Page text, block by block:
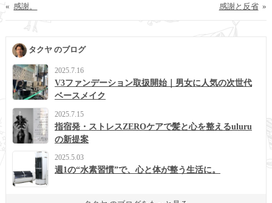
« 感謝。 »
感謝と反省
タクヤ のブログ
2025.7.16
V3ファンデーション取扱開始｜男女に人気の次世代
ベースメイク
2025.7.15
指宿発・ストレスZEROケアで髪と心を整えるuluru
の新提案
2025.5.03
週1の“水素習慣”で、心と体が整う生活に。